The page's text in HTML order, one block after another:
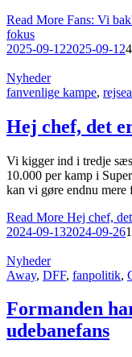
Read More Fans: Vi
fokus
2025-09-122025-09-12
Nyheder
fanvenlige kampe,
Hej chef, det
Vi kigger ind i tredje
10.000 per kamp i
kan vi gøre endnu mere
Read More Hej chef,
2024-09-132024-09-26
Nyheder
Away, DFF, fanpolitik,
Formanden
udebanefans